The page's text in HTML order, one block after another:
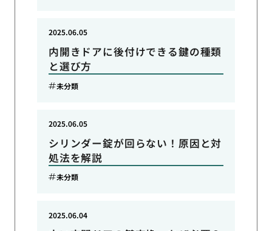
内開きドアに後付けできる鍵の種類
と選び方
2025.06.05
未分類
シリンダー錠が回らない！原因と対
処法を解説
2025.06.05
未分類
2025.06.04